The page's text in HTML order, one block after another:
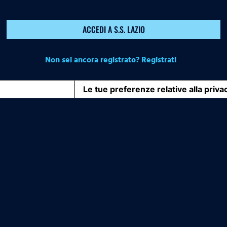
ACCEDI A S.S. LAZIO
Non sei ancora registrato? Registrati
Le tue preferenze relative alla